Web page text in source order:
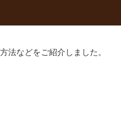
法などをご紹介しました。